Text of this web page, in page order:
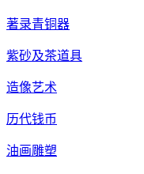
著录青铜器
紫砂及茶道具
造像艺术
历代钱币
油画雕塑